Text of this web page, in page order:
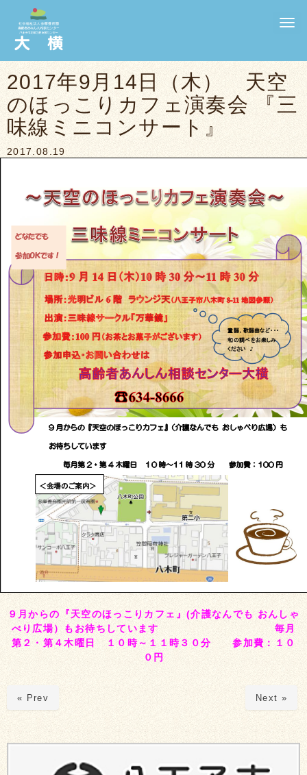
N
i
o
2017年9月14日（木） 天空
のほっこりカフェ演奏会 『三
味線ミニコンサート』
2017.08.19
９月からの『天空のほっこりカフェ』(介護なんでも おんしゃ
べり広場）もお待ちしています 毎月
第２・第４木曜日 １０時～１１時３０分 参加費：１０
０円
« Prev Next »